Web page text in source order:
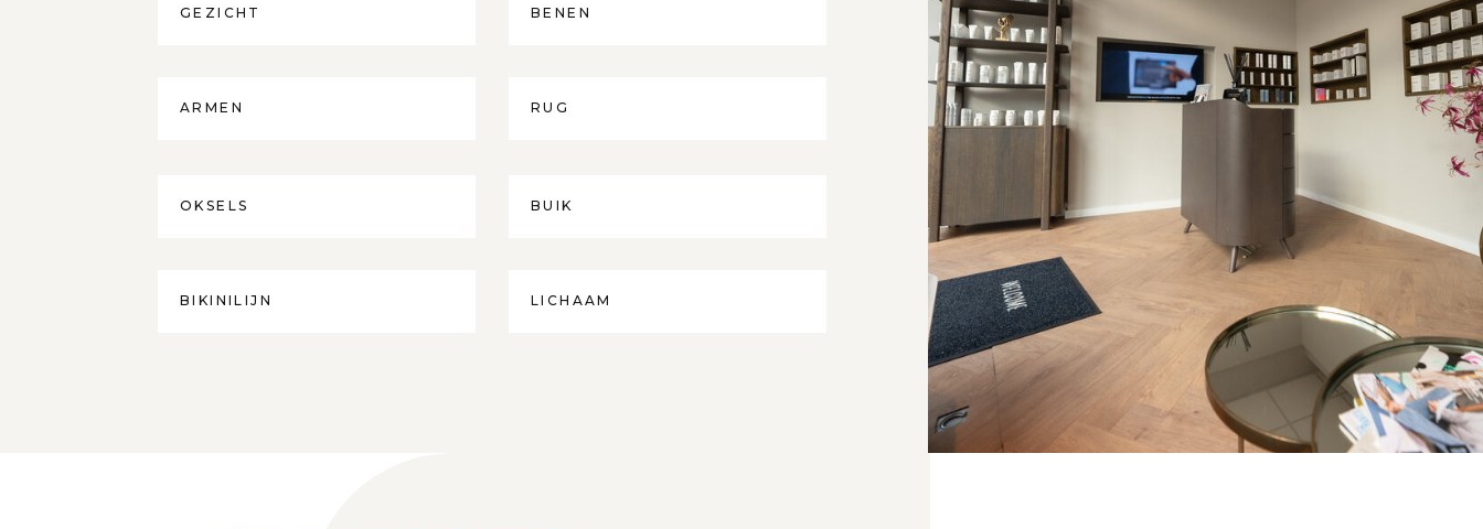
GEZICHT BENEN
ARMEN
OKSELS BUIK
BIKINILIJN LICHAAM
RUG